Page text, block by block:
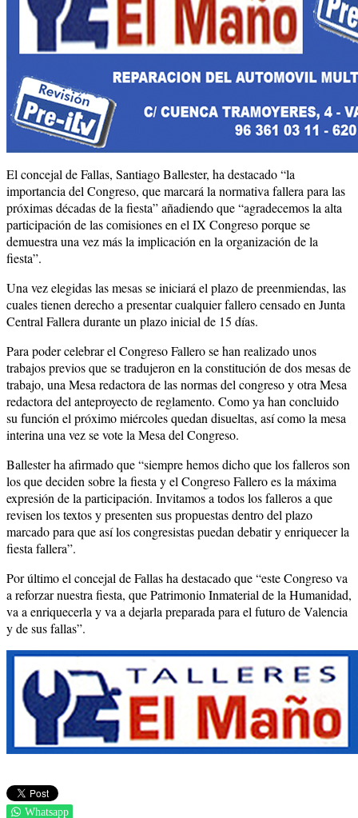
El concejal de Fallas, Santiago Ballester, ha destacado “la
importancia del Congreso, que marcará la normativa fallera para las
próximas décadas de la fiesta” añadiendo que “agradecemos la alta
participación de las comisiones en el IX Congreso porque se
demuestra una vez más la implicación en la organización de la
fiesta”.
Una vez elegidas las mesas se iniciará el plazo de preenmiendas, las
cuales tienen derecho a presentar cualquier fallero censado en Junta
Central Fallera durante un plazo inicial de 15 días.
Para poder celebrar el Congreso Fallero se han realizado unos
trabajos previos que se tradujeron en la constitución de dos mesas de
trabajo, una Mesa redactora de las normas del congreso y otra Mesa
redactora del anteproyecto de reglamento. Como ya han concluido
su función el próximo miércoles quedan disueltas, así como la mesa
interina una vez se vote la Mesa del Congreso.
Ballester ha afirmado que “siempre hemos dicho que los falleros son
los que deciden sobre la fiesta y el Congreso Fallero es la máxima
expresión de la participación. Invitamos a todos los falleros a que
revisen los textos y presenten sus propuestas dentro del plazo
marcado para que así los congresistas puedan debatir y enriquecer la
fiesta fallera”.
Por último el concejal de Fallas ha destacado que “este Congreso va
a reforzar nuestra fiesta, que Patrimonio Inmaterial de la Humanidad,
va a enriquecerla y va a dejarla preparada para el futuro de Valencia
y de sus fallas”.
Whatsapp